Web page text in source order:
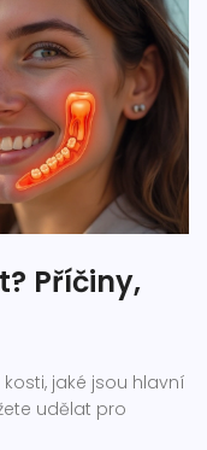
Příčiny,
jaké jsou hlavní
udělat pro